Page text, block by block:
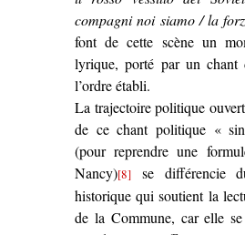
compagni noi siamo / la
font de cette scène un
lyrique, porté par un chant
l’ordre établi.
La trajectoire politique
de ce chant politique «
(pour reprendre une
Nancy)[8] se différencie
historique qui soutient la
de la Commune, car elle